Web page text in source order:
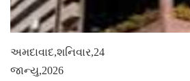
અમદાવાદ,શનિવાર,24
જાન્યુ,2026